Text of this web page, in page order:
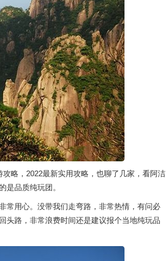
略，2022最新实用攻略，也聊了几家，看阿洁
是品质纯玩团。
常用心。没带我们走弯路，非常热情，有问必
头路，非常浪费时间还是建议报个当地纯玩品